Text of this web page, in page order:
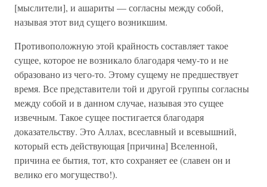
[мыслители], и ашариты — согласны между собой,
называя этот вид сущего возникшим.
Противоположную этой крайность составляет такое
сущее, которое не возникало благодаря чему-то и не
образовано из чего-то. Этому сущему не предшествует
время. Все представители той и другой группы согласны
между собой и в данном случае, называя это сущее
извечным. Такое сущее постигается благодаря
доказательству. Это Аллах, всеславный и всевышний,
который есть действующая [причина] Вселенной,
причина ее бытия, тот, кто сохраняет ее (славен он и
велико его могущество!).